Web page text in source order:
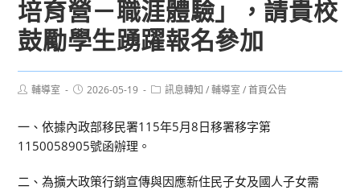
培育營－職涯體驗」，請貴校
鼓勵學生踴躍報名參加
Post輔導室
Post2026-05-19
Post訊息轉知 / 輔導室 / 首頁公告
一、依據內政部移民署115年5月8日移署移字第
1150058905號函辦理。
二、為擴大政策行銷宣傳與因應新住民子女及國人子女需